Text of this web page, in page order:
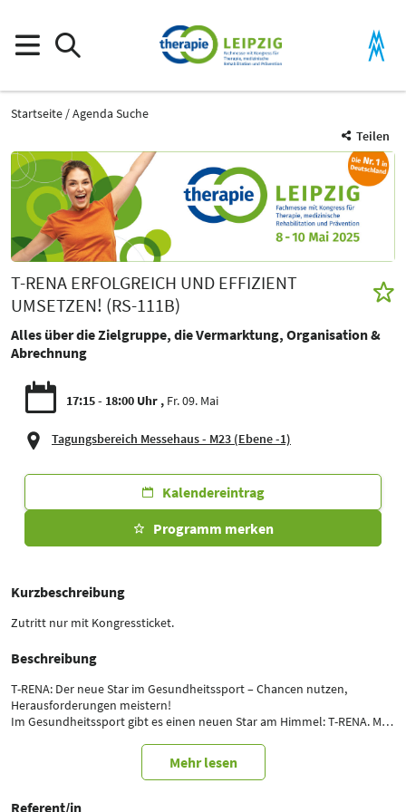
Startseite
Agenda Suche
Teilen
T-RENA ERFOLGREICH UND EFFIZIENT
UMSETZEN! (RS-111B)
Alles über die Zielgruppe, die Vermarktung, Organisation &
Abrechnung
17:15 - 18:00 Uhr Fr. 09. Mai
Tagungsbereich Messehaus - M23 (Ebene -1)
Kalendereintrag
Programm merken
Kurzbeschreibung
Zutritt nur mit Kongressticket.
Beschreibung
T-RENA: Der neue Star im Gesundheitssport – Chancen nutzen,
Herausforderungen meistern!
Im Gesundheitssport gibt es einen neuen Star am Himmel: T-RENA. Mit
Therapieprogramm schnell zu einer unverzichtbaren Säule in der
Nachsorge entwickelt. Doch wie bei jeder neuen Chance gibt es auch
integrieren, ohne von Bürokratie und Verwaltungsaufwand erdrückt zu
Mehr lesen
Referent/in